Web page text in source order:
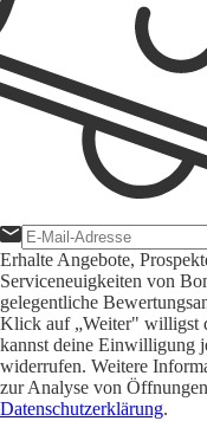
Erhalte Angebote,
Serviceneuigkeiten von
gelegentliche
Klick auf „Weiter" willigst
kannst deine Einwilligung
widerrufen. Weitere
zur Analyse von
Datenschutzerklärung.